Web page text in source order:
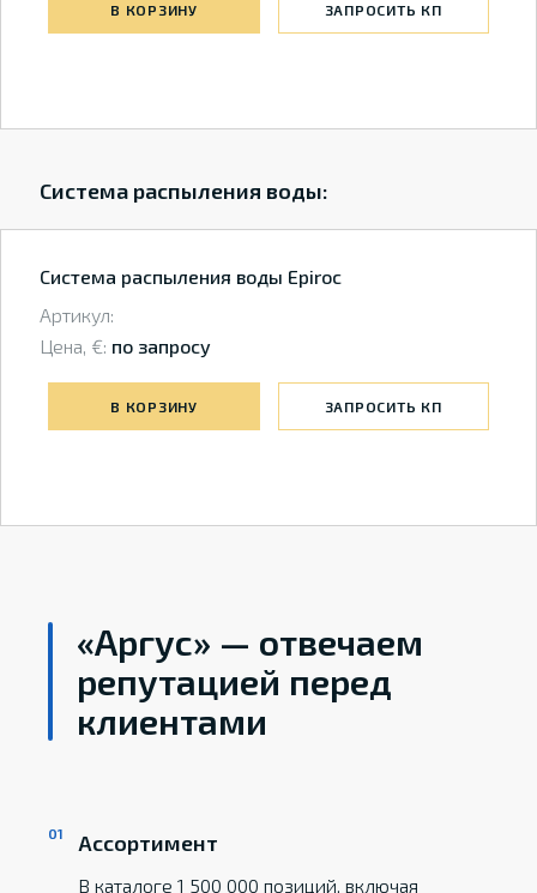
В КОРЗИНУ ЗАПРОСИТЬ КП
Система распыления воды:
Система распыления воды Epiroc
Артикул:
Цена, €: по запросу
В КОРЗИНУ ЗАПРОСИТЬ КП
«Аргус» — отвечаем
репутацией перед
клиентами
Ассортимент
В каталоге 1 500 000 позиций, включая